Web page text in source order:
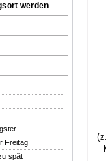
werden
Freitag
spät